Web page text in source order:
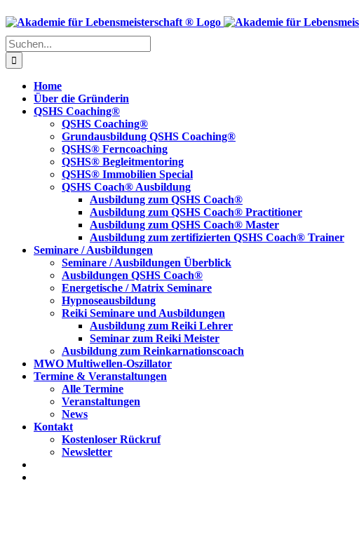
to
content
Suche
nach:
Home
Über die Gründerin
QSHS Coaching®
QSHS Coaching®
Grundausbildung QSHS Coaching®
QSHS® Ferncoaching
QSHS® Begleitmentoring
QSHS® Immobilien Special
QSHS Coach® Ausbildung
Ausbildung zum QSHS Coach®
Ausbildung zum QSHS Coach® Practitioner
Ausbildung zum QSHS Coach® Master
Ausbildung zum zertifizierten QSHS Coach® Trainer
Seminare / Ausbildungen
Seminare / Ausbildungen Überblick
Ausbildungen QSHS Coach®
Energetische / Matrix Seminare
Hypnoseausbildung
Reiki Seminare und Ausbildungen
Ausbildung zum Reiki Lehrer
Seminar zum Reiki Meister
Ausbildung zum Reinkarnationscoach
MWO Multiwellen-Oszillator
Termine & Veranstaltungen
Alle Termine
Veranstaltungen
News
Kontakt
Kostenloser Rückruf
Newsletter